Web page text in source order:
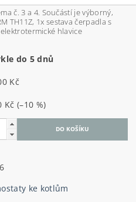
č. 3 a 4. Součástí je výborný,
TH11Z, 1x sestava čerpadla s
hlavice
do 5 dnů
Kč
Kč (–10 %)
ke kotlům